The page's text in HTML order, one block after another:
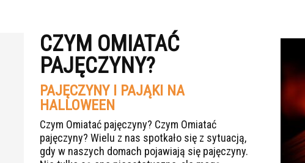
CZYM OMIATAĆ
PAJĘCZYNY?
PAJĘCZYNY I PAJĄKI NA
HALLOWEEN
Czym Omiatać pajęczyny? Czym Omiatać
pajęczyny? Wielu z nas spotkało się z sytuacją,
gdy w naszych domach pojawiają się pajęczyny.